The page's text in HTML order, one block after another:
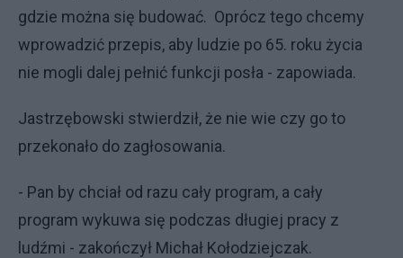
gdzie można się budować. Oprócz tego chcemy
wprowadzić przepis, aby ludzie po 65. roku życia
nie mogli dalej pełnić funkcji posła - zapowiada.
Jastrzębowski stwierdził, że nie wie czy go to
przekonało do zagłosowania.
- Pan by chciał od razu cały program, a cały
program wykuwa się podczas długiej pracy z
ludźmi - zakończył Michał Kołodziejczak.